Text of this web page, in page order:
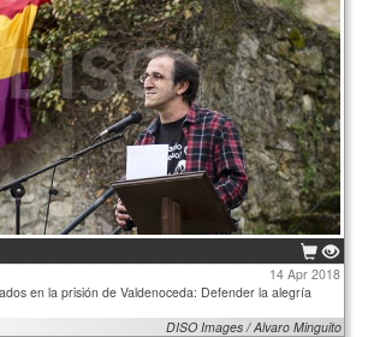
14 Apr 2018
en la prisión de Valdenoceda: Defender la alegría
DISO Images / Alvaro Minguito